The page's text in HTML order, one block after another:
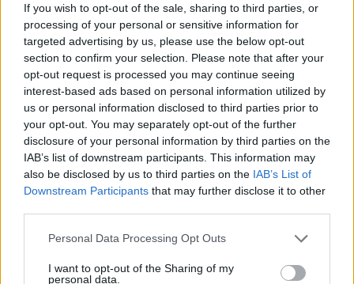
If you wish to opt-out of the sale, sharing to third parties, or
processing of your personal or sensitive information for
targeted advertising by us, please use the below opt-out
section to confirm your selection. Please note that after your
opt-out request is processed you may continue seeing
interest-based ads based on personal information utilized by
us or personal information disclosed to third parties prior to
your opt-out. You may separately opt-out of the further
disclosure of your personal information by third parties on the
IAB’s list of downstream participants. This information may
also be disclosed by us to third parties on the IAB’s List of
Downstream Participants that may further disclose it to other
Please note that this website/app uses one or more Google
not limited to your visit or usage behaviour. You may click to
Personal Data Processing Opt Outs
I want to opt-out of the Sharing of my
personal data.
2023. március 28. 6:10
Márki-Zay Péter: Lázár János, ha tehetné, már rég
leváltotta volna Orbán Viktort
A politikus szerint a DK nem tekinthető
rendszerellenzékinek, mert „három miniszterről voltak
leleplező anyagaik”, de ezek soha nem jelentek meg.